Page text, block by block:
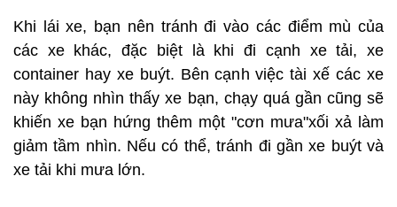
Khi lái xe, bạn nên tránh đi vào các điểm mù của
các xe khác, đặc biệt là khi đi cạnh xe tải, xe
container hay xe buýt. Bên cạnh việc tài xế các xe
này không nhìn thấy xe bạn, chạy quá gần cũng sẽ
khiến xe bạn hứng thêm một "cơn mưa"xối xả làm
giảm tầm nhìn. Nếu có thể, tránh đi gần xe buýt và
xe tải khi mưa lớn.